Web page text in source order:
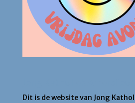
Dit is de website van Jong